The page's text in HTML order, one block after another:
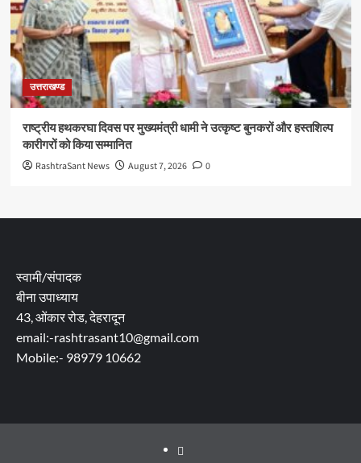
उत्तराखण्ड
राष्ट्रीय हथकरघा दिवस पर मुख्यमंत्री धामी ने उत्कृष्ट बुनकरों और हस्तशिल्प
कारीगरों को किया सम्मानित
RashtraSant News August 7, 2026 0
स्वामी/संपादक
बीना उपाध्याय
43, ओंकार रोड, देहरादून
email:-rashtrasant10@gmail.com
Mobile:- 98979 10662
About